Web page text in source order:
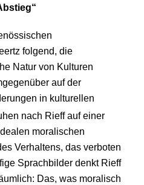
folgend, die
Natur von Kulturen
auf der
in kulturellen
nach Rieff auf einer
moralischen
Verhaltens, das verboten
Sprachbilder denkt Rieff
Das, was moralisch